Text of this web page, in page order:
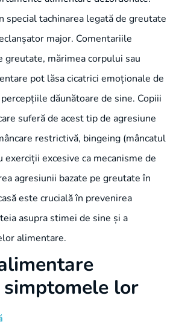
special tachinarea legată de greutate
major. Comentariile
greutate, mărimea corpului sau
pot lăsa cicatrici emoționale de
dăunătoare de sine. Copiii
suferă de acest tip de agresiune
restrictivă, bingeing (mâncatul
exerciții excesive ca mecanisme de
agresiunii bazate pe greutate în
este crucială în prevenirea
asupra stimei de sine și a
alimentare.
simptomele lor